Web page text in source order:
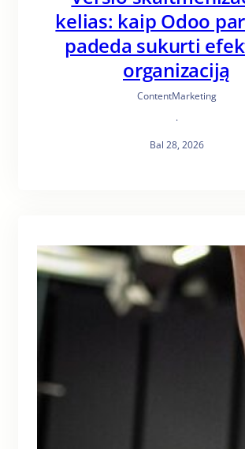
kelias: kaip Odoo
padeda sukurti
organizaciją
ContentMarketing
·
Bal 28, 2026